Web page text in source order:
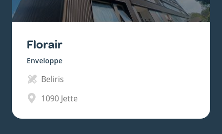
Florair
Enveloppe
Beliris
1090 Jette